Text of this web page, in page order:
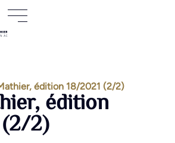
édition 18/2021 (2/2)
édition
2)